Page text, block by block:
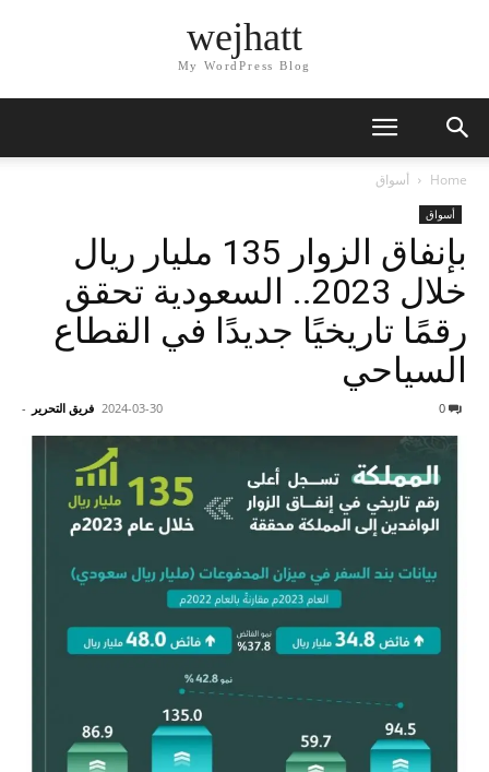
wejhatt
My WordPress Blog
Home أسواق
أسواق
بإنفاق الزوار 135 مليار ريال
خلال 2023.. السعودية تحقق
رقمًا تاريخيًا جديدًا في القطاع
السياحي
فريق التحرير - 2024-03-30